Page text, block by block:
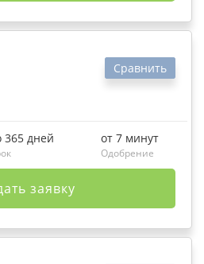
Сравнить
365 дней от 7 минут
Одобрение
заявку